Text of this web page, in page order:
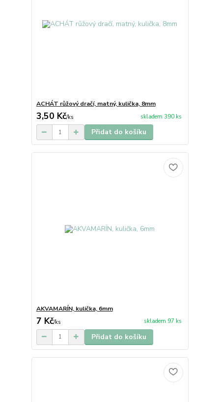
ACHÁT růžový dračí, matný, kulička, 8mm
3,50 Kč/ks skladem 390 ks
Přidat do košíku
AKVAMARÍN, kulička, 6mm
7 Kč/ks skladem 97 ks
Přidat do košíku